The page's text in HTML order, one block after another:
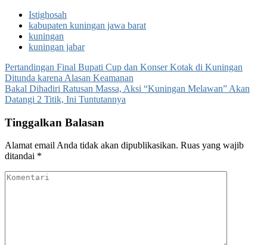
Istighosah
kabupaten kuningan jawa barat
kuningan
kuningan jabar
Navigasi
pos
Pertandingan Final Bupati Cup dan Konser Kotak di Kuningan
Ditunda karena Alasan Keamanan
‎Bakal Dihadiri Ratusan Massa, Aksi “Kuningan Melawan” Akan
Datangi 2 Titik, Ini Tuntutannya‎‎‎
Tinggalkan Balasan
Alamat email Anda tidak akan dipublikasikan. Ruas yang wajib
ditandai *
Komentari